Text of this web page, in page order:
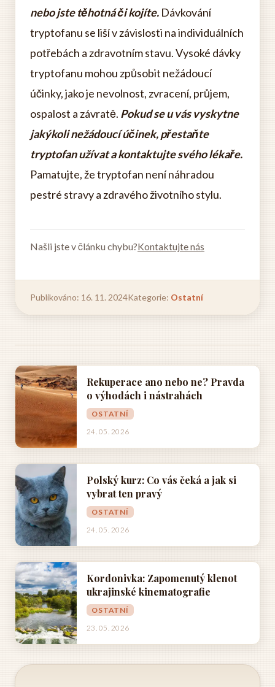
nebo jste těhotná či kojíte. Dávkování
tryptofanu se liší v závislosti na individuálních
potřebách a zdravotním stavu. Vysoké dávky
tryptofanu mohou způsobit nežádoucí
účinky, jako je nevolnost, zvracení, průjem,
ospalost a závratě. Pokud se u vás vyskytne
jakýkoli nežádoucí účinek, přestaňte
tryptofan užívat a kontaktujte svého lékaře.
Pamatujte, že tryptofan není náhradou
pestré stravy a zdravého životního stylu.
Našli jste v článku chybu?Kontaktujte nás
Publikováno: 16. 11. 2024Kategorie: Ostatní
Rekuperace ano nebo ne? Pravda
o výhodách i nástrahách
OSTATNÍ
24. 05. 2026
Polský kurz: Co vás čeká a jak si
vybrat ten pravý
OSTATNÍ
24. 05. 2026
Kordonivka: Zapomenutý klenot
ukrajinské kinematografie
OSTATNÍ
23. 05. 2026